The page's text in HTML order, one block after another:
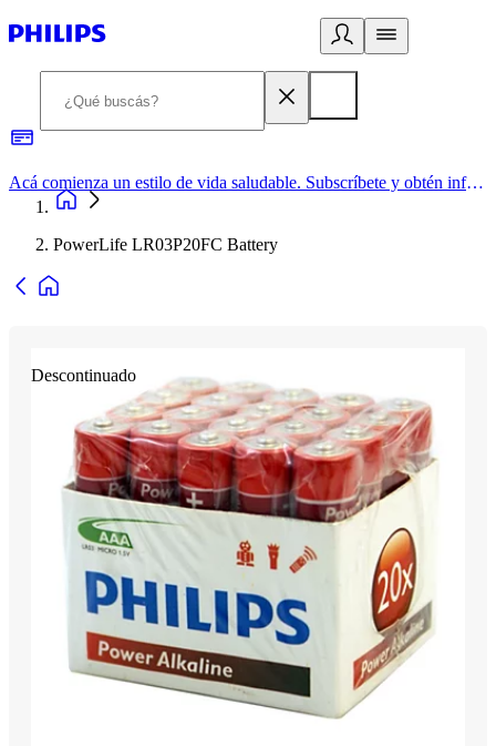
Acá comienza un estilo de vida saludable. Subscríbete y obtén información de primera mano
PowerLife LR03P20FC Battery
Descontinuado